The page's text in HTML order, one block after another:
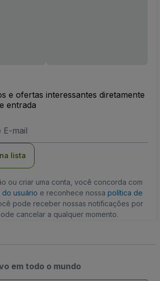
e ofertas interessantes diretamente
entrada
lista
ou criar uma conta, você concorda com
usuário e reconhece nossa política de
pode receber nossas notificações por
cancelar a qualquer momento.
em todo o mundo